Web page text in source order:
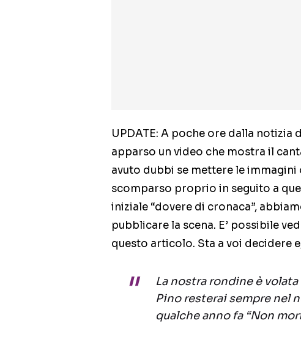
UPDATE: A poche ore dalla notizia
apparso un video che mostra il
avuto dubbi se mettere le
scomparso proprio in seguito a
iniziale “dovere di cronaca”,
pubblicare la scena. E’ possibile
questo articolo. Sta a voi decidere
La nostra rondine è
Pino resterai sempre nel
qualche anno fa “Non